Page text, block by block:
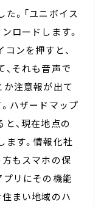
。「ユニボイス
ロードします。
ンを押すと、
それも音声で
か注意報が出て
ハザードマップ
、現在地点の
ます。情報化社
もスマホの保
プリにその機能
まい地域のハ